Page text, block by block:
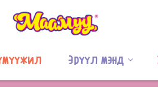
Эрүүл мэнд